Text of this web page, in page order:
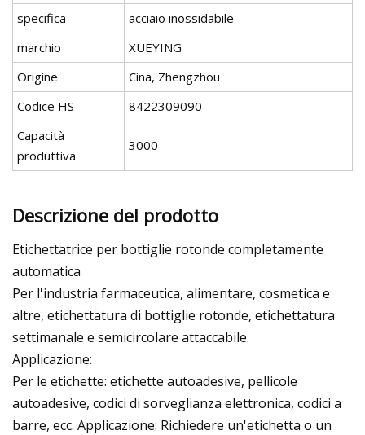
specifica
acciaio inossidabile
marchio
XUEYING
Origine
Cina, Zhengzhou
Codice HS
8422309090
Capacità
produttiva
3000
Descrizione del prodotto
Etichettatrice per bottiglie rotonde completamente
automatica
Per l'industria farmaceutica, alimentare, cosmetica e
altre, etichettatura di bottiglie rotonde, etichettatura
settimanale e semicircolare attaccabile.
Applicazione:
Per le etichette: etichette autoadesive, pellicole
autoadesive, codici di sorveglianza elettronica, codici a
barre, ecc. Applicazione: Richiedere un'etichetta o un